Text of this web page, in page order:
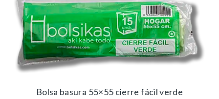
Bolsa basura 55×55 cierre fácil verde